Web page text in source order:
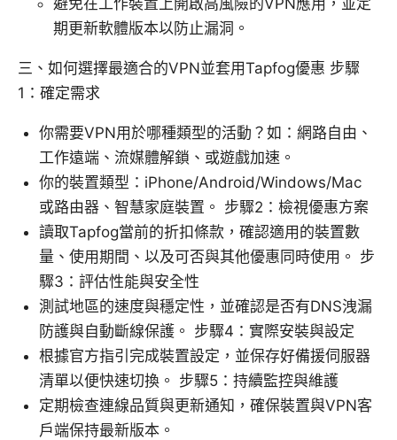
期更新軟體版本以防止漏洞。
三、如何選擇最適合的VPN並套用Tapfog優惠 步驟
1：確定需求
你需要VPN用於哪種類型的活動？如：網路自由、
工作遠端、流媒體解鎖、或遊戲加速。
你的裝置類型：iPhone/Android/Windows/Mac
或路由器、智慧家庭裝置。 步驟2：檢視優惠方案
讀取Tapfog當前的折扣條款，確認適用的裝置數
量、使用期間、以及可否與其他優惠同時使用。 步
驟3：評估性能與安全性
測試地區的速度與穩定性，並確認是否有DNS洩漏
防護與自動斷線保護。 步驟4：實際安裝與設定
根據官方指引完成裝置設定，並保存好備援伺服器
清單以便快速切換。 步驟5：持續監控與維護
定期檢查連線品質與更新通知，確保裝置與VPN客
戶端保持最新版本。